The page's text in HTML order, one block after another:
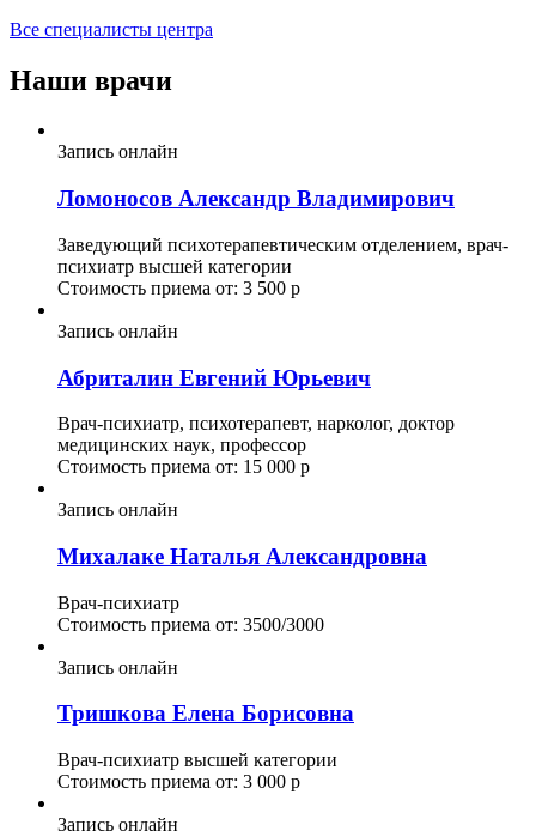
Все специалисты центра
Наши врачи
Запись онлайн
Ломоносов Александр Владимирович
Заведующий психотерапевтическим отделением, врач-
психиатр высшей категории
Стоимость приема от: 3 500 р
Запись онлайн
Абриталин Евгений Юрьевич
Врач-психиатр, психотерапевт, нарколог, доктор
медицинских наук, профессор
Стоимость приема от: 15 000 р
Запись онлайн
Михалаке Наталья Александровна
Врач-психиатр
Стоимость приема от: 3500/3000
Запись онлайн
Тришкова Елена Борисовна
Врач-психиатр высшей категории
Стоимость приема от: 3 000 р
Запись онлайн